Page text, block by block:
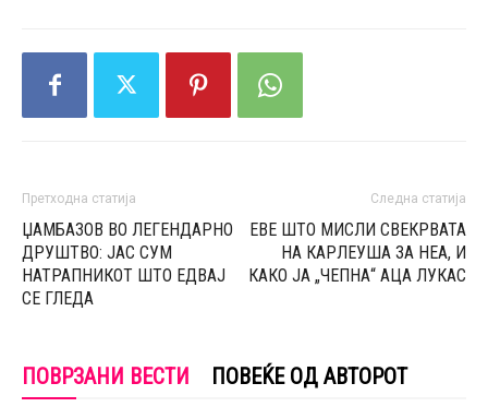
Претходна статија
ЏАМБАЗОВ ВО ЛЕГЕНДАРНО
ДРУШТВО: ЈАС СУМ
НАТРАПНИКОТ ШТО ЕДВАЈ
СЕ ГЛЕДА
Следна статија
ЕВЕ ШТО МИСЛИ СВЕКРВАТА
НА КАРЛЕУША ЗА НЕА, И
КАКО ЈА „ЧЕПНА“ АЦА ЛУКАС
ПОВРЗАНИ ВЕСТИ ПОВЕЌЕ ОД АВТОРОТ